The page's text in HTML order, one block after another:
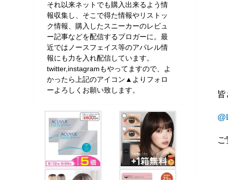
皆
それ以来ネットでも購入出来るよう情
報収集し、そこで得た情報やリストッ
ク情報、購入したスニーカーのレビュ
ー記事などを配信するブロガーに。最
近ではノースフェイス等のアパレル情
報にも力を入れ配信しています。
twitter,instagramもやってますので、よ
かったら上記のアイコン▲よりフォロ
ーよろしくお願い致します。